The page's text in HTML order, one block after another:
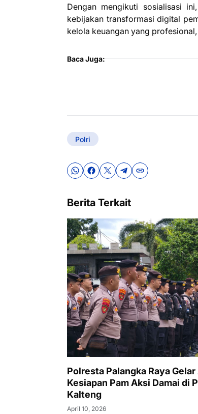
Dengan mengikuti sosialisasi
kebijakan transformasi digital
kelola keuangan yang
Baca Juga:
Polri
Berita Terkait
Polresta Palangka Raya Gelar
Kesiapan Pam Aksi Damai di
Kalteng
April 10, 2026